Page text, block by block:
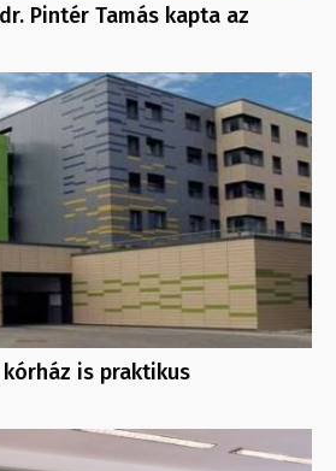
Pintér Tamás kapta az
is praktikus